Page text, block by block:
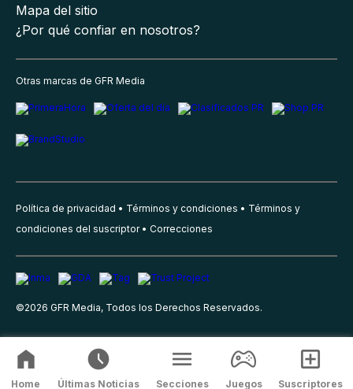
Mapa del sitio
¿Por qué confiar en nosotros?
Otras marcas de GFR Media
Política de privacidad Términos y condiciones
Términos y
condiciones del suscriptor
Correcciones
©2026 GFR Media, Todos los Derechos Reservados.
Home Últimas Noticias Secciones Juegos Suscriptores